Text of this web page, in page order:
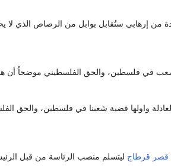
من إرهابي ستُقابل بوابل من الرصاص الذي لا
شعب في فلسطين، والحق الفلسطيني موضحاُ أن
واولها قضية شعبنا في فلسطين، والحق
قصر قرطاج ليتسلم منصب الرئاسة من قبل